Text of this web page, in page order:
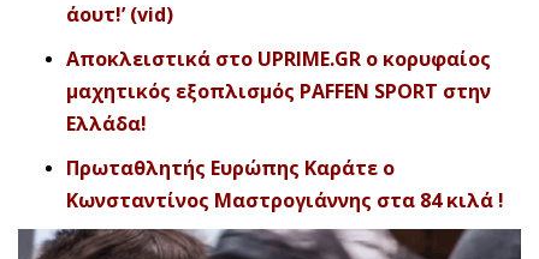
άουτ!’ (vid)
Αποκλειστικά στο UPRIME.GR ο κορυφαίος
μαχητικός εξοπλισμός PAFFEN SPORT στην
Ελλάδα!
Πρωταθλητής Ευρώπης Καράτε ο
Κωνσταντίνος Μαστρογιάννης στα 84 κιλά !